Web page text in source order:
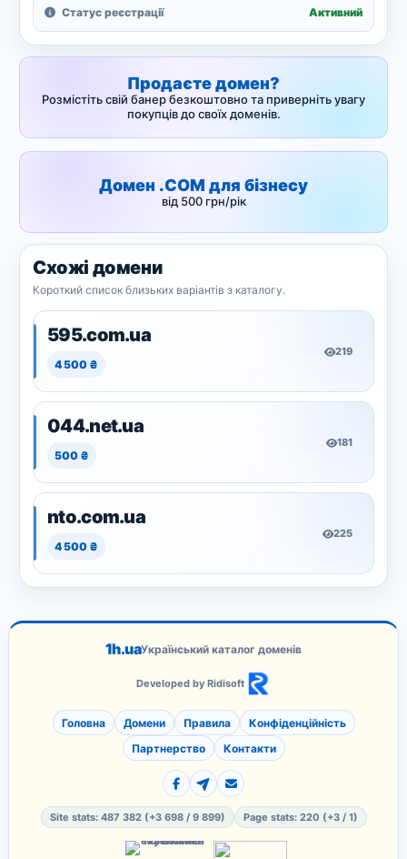
Статус реєстрації Активний
Продаєте домен?
Розмістіть свій банер безкоштовно та приверніть увагу
покупців до своїх доменів.
Домен .COM для бізнесу
від 500 грн/рік
Схожі домени
Короткий список близьких варіантів з каталогу.
595.com.ua
4 500 ₴
219
044.net.ua
500 ₴
181
nto.com.ua
4 500 ₴
225
1h.uaУкраїнський каталог доменів
Developed by Ridisoft
Головна Домени Правила
Конфіденційність
Партнерство
Контакти
Site stats: 487 382 (+3 698 / 9 899) Page stats: 220 (+3 / 1)